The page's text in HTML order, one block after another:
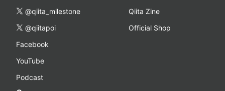
@qiita_milestone
@qiitapoi
Facebook
YouTube
Podcast
Qiita Zine
Official Shop